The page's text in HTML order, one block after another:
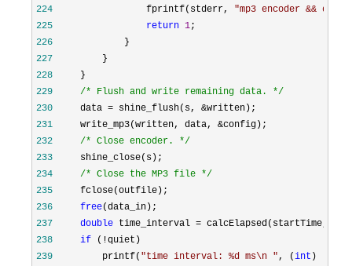
224
                 fprintf(stderr,
"mp3 encoder &&
225
return 1
226
227
228
229
/* Flush and write remaining data. */
230
     data = shine_flush(s, &
231
     write_mp3(written, data, &
232
/* Close encoder. */
233
234
/* Close the MP3 file */
235
236
free
237
double time_interval =
238
if (!
239
         printf(
"time interval: %d ms\n ", (int )